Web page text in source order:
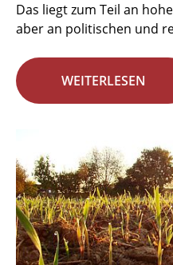
Das liegt zum Teil an
aber an politischen und
WEITERLESEN